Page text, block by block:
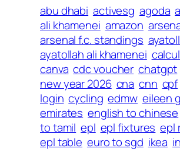
abu dhabi activesg agoda
ali khamenei amazon
arsenal f.c. standings
ayatollah ali khamenei
canva cdc voucher chatgpt
new year 2026 cna cnn cpf
login cycling edmw eileen
emirates english to chinese
to tamil epl epl fixtures epl
epl table euro to sgd ikea